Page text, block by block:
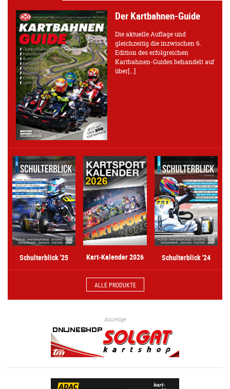
Der Kartbahnen-Guide
Die aktuelle Auflage und
gleichzeitig die inzwischen 6.
Edition des erfolgreichen
Kartbahnen-Guides behandelt auf
über[...]
Schulterblick '25 Kart-Kalender 2026 Schulterblick '24
ALLE PRODUKTE
Anzeige